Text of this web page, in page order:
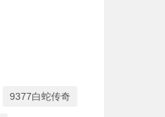
9377白蛇传奇